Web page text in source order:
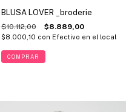
BLUSA LOVER _broderie
$10.112,00 $8.889,00
$8.000,10 con Efectivo en el local
COMPRAR